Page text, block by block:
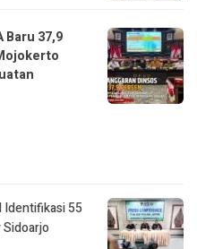
Baru 37,9
Identifikasi 55